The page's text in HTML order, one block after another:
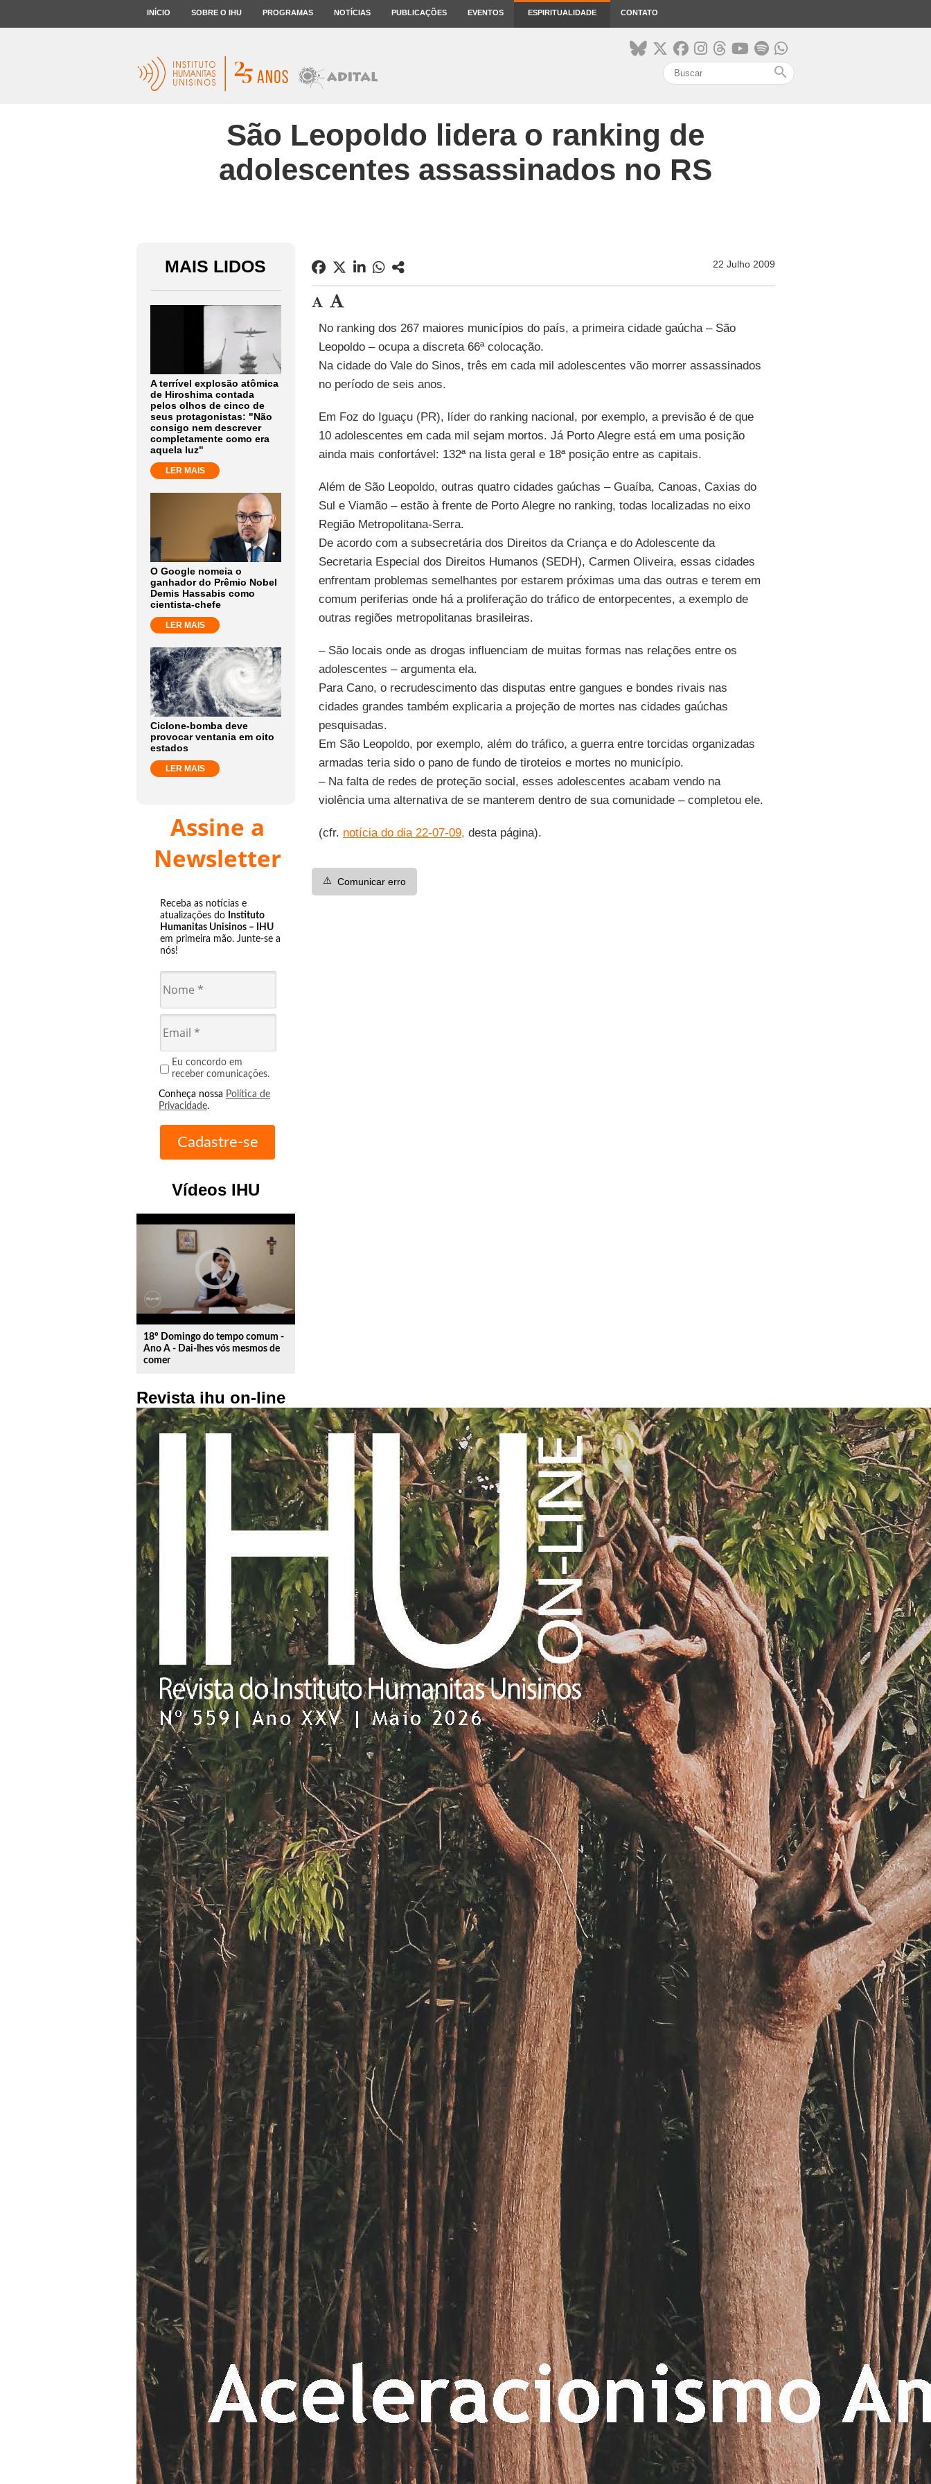
INÍCIO SOBRE O IHU PROGRAMAS NOTÍCIAS PUBLICAÇÕES EVENTOS ESPIRITUALIDADE CONTATO
search
São Leopoldo lidera o ranking de
adolescentes assassinados no RS
MAIS LIDOS
A terrível explosão atômica
de Hiroshima contada
pelos olhos de cinco de
seus protagonistas: "Não
consigo nem descrever
completamente como era
aquela luz"
LER MAIS
O Google nomeia o
ganhador do Prêmio Nobel
Demis Hassabis como
cientista-chefe
LER MAIS
Ciclone-bomba deve
provocar ventania em oito
estados
LER MAIS
Assine a
Newsletter
Receba as notícias e
atualizações do Instituto
Humanitas Unisinos – IHU
em primeira mão. Junte-se a
nós!
Eu concordo em
receber comunicações.
Conheça nossa Política de
Privacidade.
Vídeos IHU
play_circle_outline
18º Domingo do tempo comum -
Ano A - Dai-lhes vós mesmos de
comer
Revista ihu on-line
22 Julho 2009
No ranking dos 267 maiores municípios do país, a primeira cidade gaúcha – São
Leopoldo – ocupa a discreta 66ª colocação.
Na cidade do Vale do Sinos, três em cada mil adolescentes vão morrer assassinados
no período de seis anos.
Em Foz do Iguaçu (PR), líder do ranking nacional, por exemplo, a previsão é de que
10 adolescentes em cada mil sejam mortos. Já Porto Alegre está em uma posição
ainda mais confortável: 132ª na lista geral e 18ª posição entre as capitais.
Além de São Leopoldo, outras quatro cidades gaúchas – Guaíba, Canoas, Caxias do
Sul e Viamão – estão à frente de Porto Alegre no ranking, todas localizadas no eixo
Região Metropolitana-Serra.
De acordo com a subsecretária dos Direitos da Criança e do Adolescente da
Secretaria Especial dos Direitos Humanos (SEDH), Carmen Oliveira, essas cidades
enfrentam problemas semelhantes por estarem próximas uma das outras e terem em
comum periferias onde há a proliferação do tráfico de entorpecentes, a exemplo de
outras regiões metropolitanas brasileiras.
– São locais onde as drogas influenciam de muitas formas nas relações entre os
adolescentes – argumenta ela.
Para Cano, o recrudescimento das disputas entre gangues e bondes rivais nas
cidades grandes também explicaria a projeção de mortes nas cidades gaúchas
pesquisadas.
Em São Leopoldo, por exemplo, além do tráfico, a guerra entre torcidas organizadas
armadas teria sido o pano de fundo de tiroteios e mortes no município.
– Na falta de redes de proteção social, esses adolescentes acabam vendo na
violência uma alternativa de se manterem dentro de sua comunidade – completou ele.
(cfr. notícia do dia 22-07-09, desta página).
⚠️ Comunicar erro